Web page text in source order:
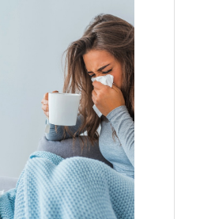
sveikata/682/2420654/pla
atsitiktinai-sirgdama-
Берегите себя, других и